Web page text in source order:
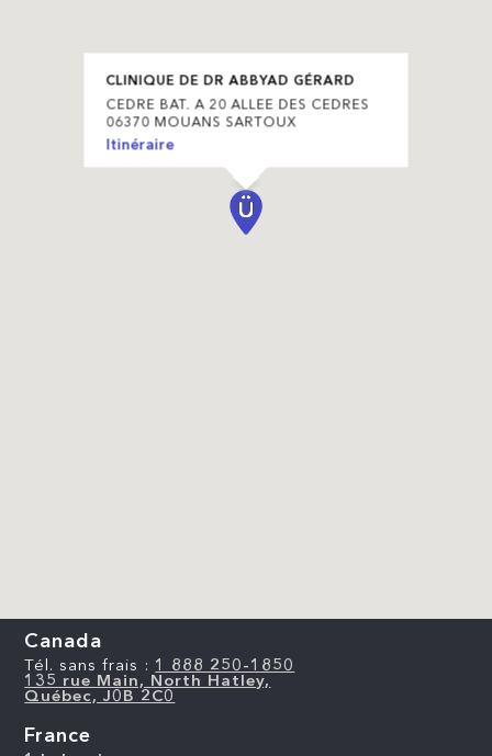
CLINIQUE DE DR ABBYAD GÉRARD
CEDRE BAT. A 20 ALLEE DES CEDRES
06370 MOUANS SARTOUX
Itinéraire
Canada
Tél. sans frais : 1 888 250-1850
135 rue Main, North Hatley,
Québec, J0B 2C0
France